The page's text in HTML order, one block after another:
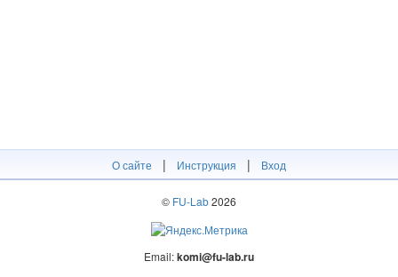
О сайте | Инструкция | Вход
© FU-Lab2026
Email:komi@fu-lab.ru